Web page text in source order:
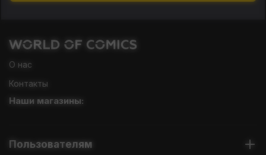
О нас
Контакты
Наши магазины:
Пользователям